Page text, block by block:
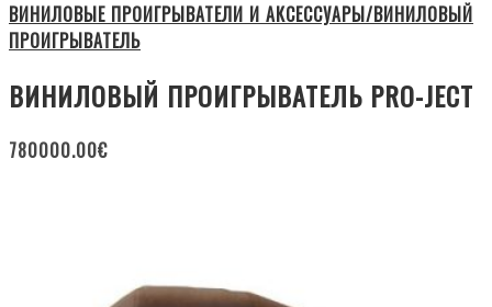
ВИНИЛОВЫЕ ПРОИГРЫВАТЕЛИ И АКСЕССУАРЫ/ВИНИЛОВЫЙ
ПРОИГРЫВАТЕЛЬ
ВИНИЛОВЫЙ ПРОИГРЫВАТЕЛЬ PRO-JECT
780000.00€